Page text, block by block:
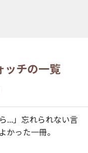
ッチの一覧
...」忘れられない言
かった一冊。